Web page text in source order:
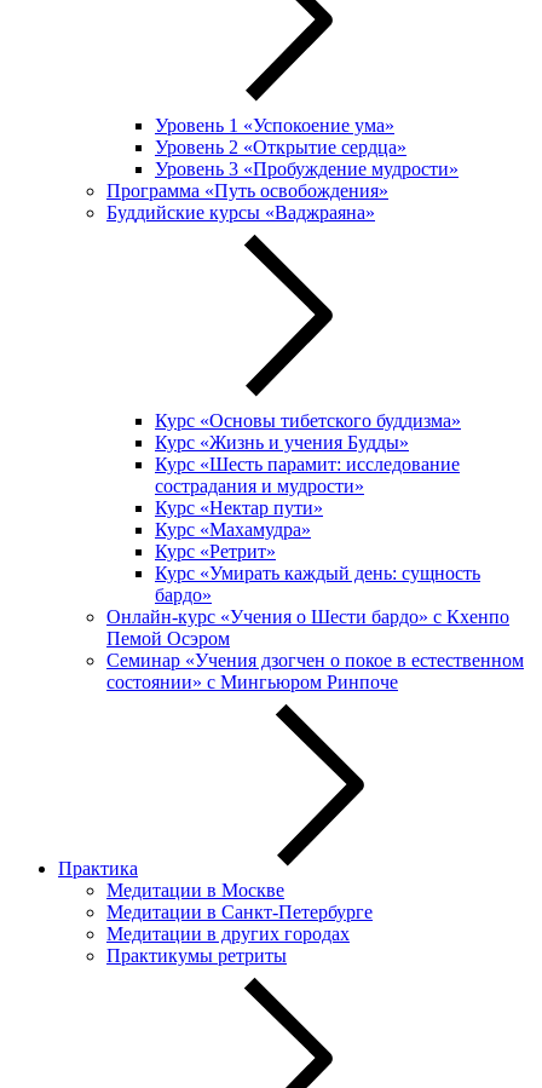
Уровень 1 «Успокоение ума»
Уровень 2 «Открытие сердца»
Уровень 3 «Пробуждение мудрости»
Программа «Путь освобождения»
Буддийские курсы «Ваджраяна»
Курс «Основы тибетского буддизма»
Курс «Жизнь и учения Будды»
Курс «Шесть парамит: исследование
сострадания и мудрости»
Курс «Нектар пути»
Курс «Махамудра»
Курс «Ретрит»
Курс «Умирать каждый день: сущность
бардо»
Онлайн-курс «Учения о Шести бардо» c Кхенпо
Пемой Осэром
Семинар «Учения дзогчен о покое в естественном
состоянии» с Мингьюром Ринпоче
Практика
Медитации в Москве
Медитации в Санкт-Петербурге
Медитации в других городах
Практикумы ретриты